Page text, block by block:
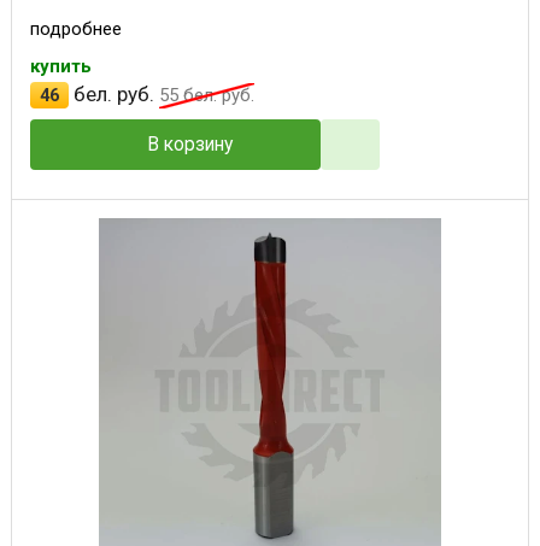
подробнее
купить
46
бел. руб. 55бел. руб.
В корзину